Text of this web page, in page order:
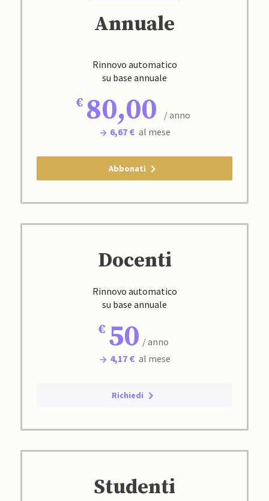
Annuale
Rinnovo automatico
su base annuale
80,00
/ anno
6,67 € al mese
Abbonati
Docenti
Rinnovo automatico
su base annuale
50 / anno
4,17 € al mese
Richiedi
Studenti